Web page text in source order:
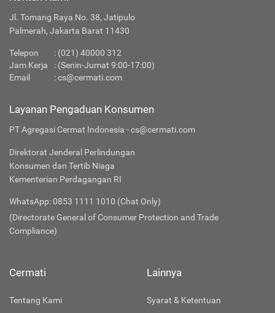
Jl. Tomang Raya No. 38, Jatipulo
Palmerah, Jakarta Barat 11430
Telepon : (021) 40000 312
Jam Kerja
: (Senin-Jumat 9:00-17:00)
Email
:cs@cermati.com
Layanan Pengaduan Konsumen
PT Agregasi Cermat Indonesia - cs@cermati.com
Direktorat Jenderal Perlindungan
Konsumen dan Tertib Niaga
Kementerian Perdagangan RI
WhatsApp: 0853 1111 1010 (Chat Only)
(Directorate General of Consumer Protection and Trade
Compliance)
Cermati
Tentang Kami
Lainnya
Syarat & Ketentuan